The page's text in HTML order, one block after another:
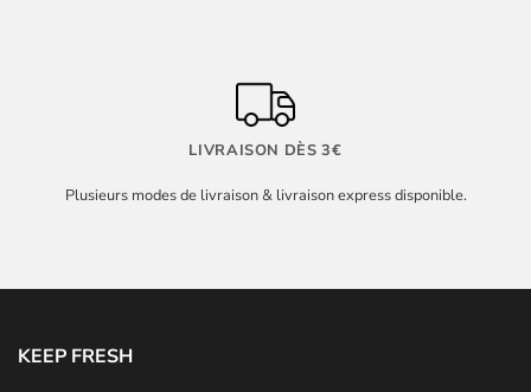
LIVRAISON DÈS 3€
Plusieurs modes de livraison & livraison express disponible.
KEEP FRESH